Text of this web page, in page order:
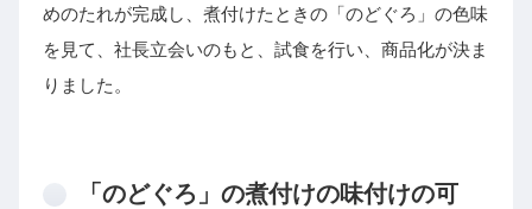
めのたれが完成し、煮付けたときの「のどぐろ」の色味
を見て、社長立会いのもと、試食を行い、商品化が決ま
りました。
「のどぐろ」の煮付けの味付けの可